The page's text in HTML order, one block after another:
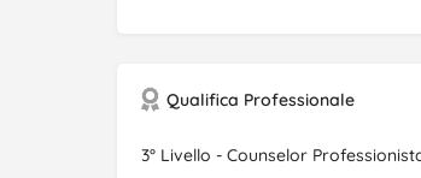
Qualifica Professionale
3° Livello - Counselor